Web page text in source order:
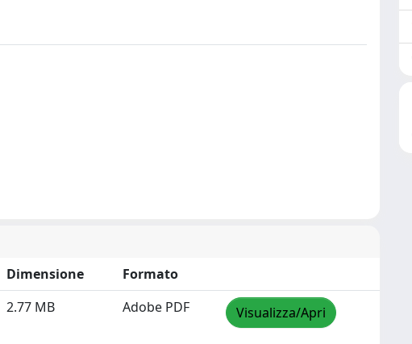
Dimensione
Formato
2.77 MB Adobe PDF Visualizza/Apri